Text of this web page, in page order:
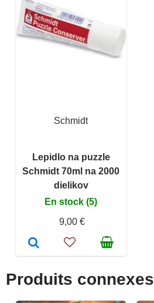
Schmidt
Lepidlo na puzzle
Schmidt 70ml na 2000
dielikov
En stock (5)
9,00 €
Produits connexes